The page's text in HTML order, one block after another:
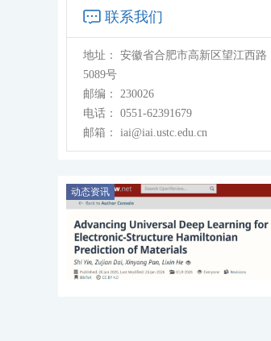
联系我们
地址：
安徽省合肥市高新区望江西路
5089号
邮编：
230026
电话：
0551-62391679
邮箱：
iai@iai.ustc.edu.cn
动态资讯